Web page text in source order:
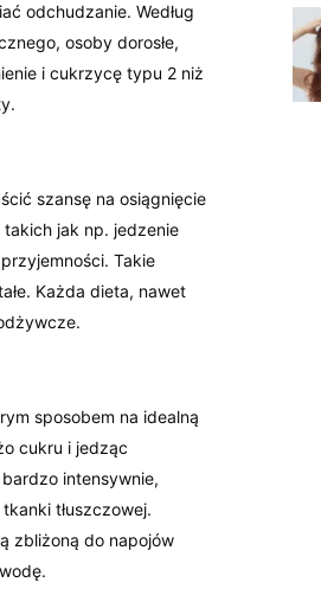
odchudzanie. Według
osoby dorosłe,
i cukrzycę typu 2 niż
szansę na osiągnięcie
jak np. jedzenie
Takie
Każda dieta, nawet
sposobem na idealną
cukru i jedząc
intensywnie,
tłuszczowej.
zbliżoną do napojów